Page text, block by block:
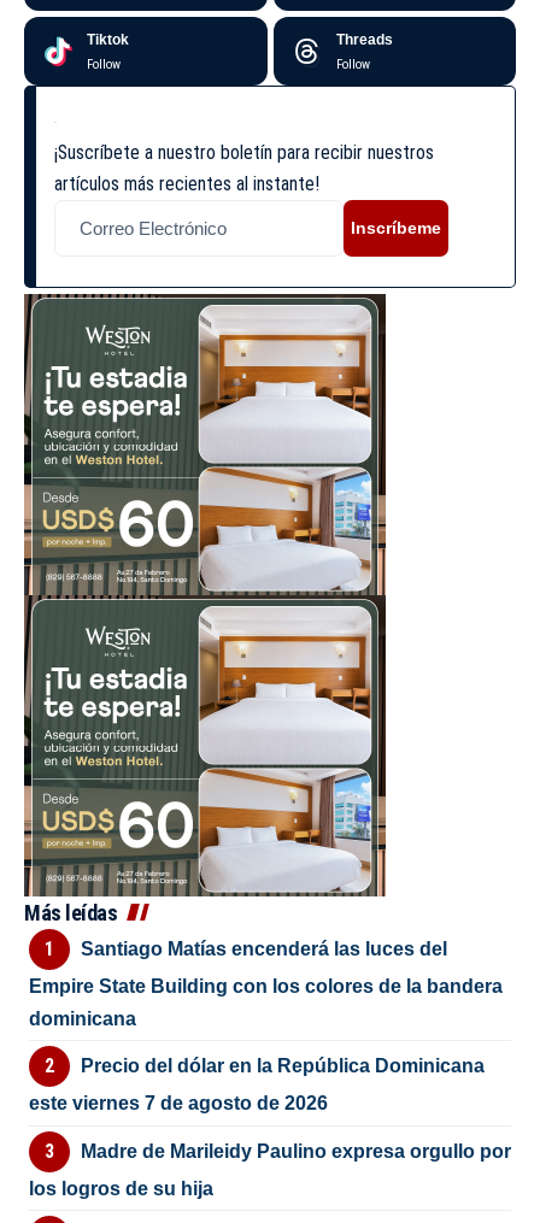
Tiktok
Follow
Threads
Follow
¡Suscríbete a nuestro boletín para recibir nuestros
artículos más recientes al instante!
Inscríbeme
Más leídas
Santiago Matías encenderá las luces del
Empire State Building con los colores de la bandera
dominicana
Precio del dólar en la República Dominicana
este viernes 7 de agosto de 2026
Madre de Marileidy Paulino expresa orgullo por
los logros de su hija